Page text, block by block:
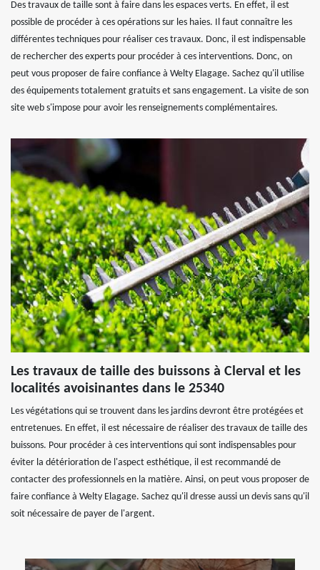
Des travaux de taille sont à faire dans les espaces verts. En effet, il est
possible de procéder à ces opérations sur les haies. Il faut connaître les
différentes techniques pour réaliser ces travaux. Donc, il est indispensable
de rechercher des experts pour procéder à ces interventions. Donc, on
peut vous proposer de faire confiance à Welty Elagage. Sachez qu'il utilise
des équipements totalement gratuits et sans engagement. La visite de son
site web s'impose pour avoir les renseignements complémentaires.
Les travaux de taille des buissons à Clerval et les
localités avoisinantes dans le 25340
Les végétations qui se trouvent dans les jardins devront être protégées et
entretenues. En effet, il est nécessaire de réaliser des travaux de taille des
buissons. Pour procéder à ces interventions qui sont indispensables pour
éviter la détérioration de l'aspect esthétique, il est recommandé de
contacter des professionnels en la matière. Ainsi, on peut vous proposer de
faire confiance à Welty Elagage. Sachez qu'il dresse aussi un devis sans qu'il
soit nécessaire de payer de l'argent.